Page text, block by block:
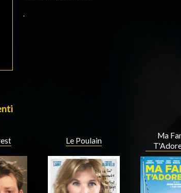
.
Le Poulain
Ma